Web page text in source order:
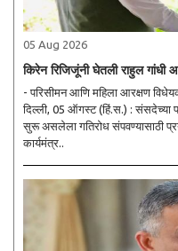
05 Aug 2026
किरेन रिजिजूंनी घेतली राहुल गांधी
- परिसीमन आणि महिला आरक्षण
दिल्ली, 05 ऑगस्ट (हिं.स.) : संसदेच्या
सुरू असलेला गतिरोध संपवण्यासाठी
कार्यमंत्र..